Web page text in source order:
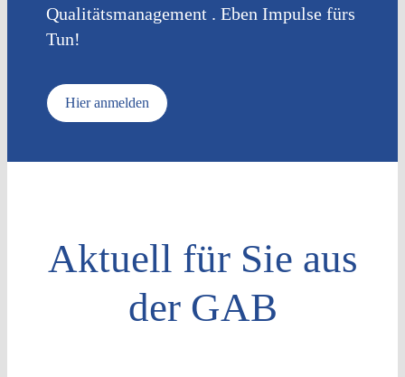
Qualitätsmanagement . Eben Impulse fürs
Tun!
Hier anmelden
Aktuell für Sie aus
der GAB